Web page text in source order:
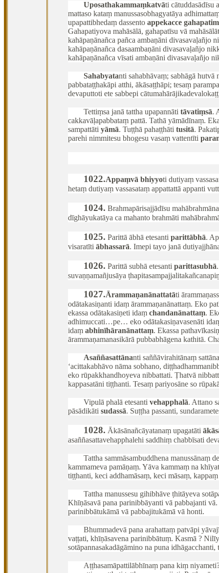
Uposathakammaṃkatvāti cātuddasādīsu
mattaso kataṃ manussasobhagyatāya
upapattibhedaṃ dassento appekacce
Gahapatiyova mahāsālā, gahapatīsu vā
kahāpaṇānañca pañca ambaṇāni divasavaḷañjo
kahāpaṇānañca dasaambaṇāni divasavaḷañjo
kahāpaṇānañca vīsati ambaṇāni divasavaḷañjo
Sahabyatanti sahabhāvaṃ; sabhāgā
pabbataṭṭhakāpi atthi, ākāsaṭṭhāpi; tesaṃ
devaputtoti ete sabbepi
Tettiṃsa janā tattha upapannāti tāvatiṃsā.
cakkavāḷapabbataṃ pattā. Tathā yāmādīnaṃ.
sampattāti yāmā. Tuṭṭhā pahaṭṭhāti tusitā.
parehi nimmitesu bhogesu vasaṃ vattentīti
1022.Appaṃvā bhiyyoti dutiyaṃ
hetaṃ dutiyaṃ vassasataṃ appattattā appanti
1024. Brahmapārisajjādīsu
dīghāyukatāya ca mahanto brahmāti
1025. Parittā ābhā etesanti parittābhā.
visaratīti ābhassarā. Imepi tayo janā
1026. Parittā subhā etesanti parittasubhā
suvaṇṇamañjusāya
1027.Ārammaṇanānattatāti
odātakasiṇanti idaṃ ārammaṇanānattaṃ. Eko
ekassa odātakasiṇeti idaṃ chandanānattaṃ.
adhimuccati…pe… eko odātakasiṇavasenāti
idaṃ abhinīhāranānattaṃ. Ekassa
ārammaṇamanasikārā pubbabhāgena kathitā.
Asaññasattānanti saññāvirahitānaṃ
‘acittakabhāvo nāma sobhano,
eko rūpakkhandhoyeva nibbattati. Ṭhatvā
kappasatāni tiṭṭhanti. Tesaṃ pariyosāne so
Vipulā phalā etesanti vehapphalā. Attano
pāsādikāti sudassā. Suṭṭha passanti,
1028. Ākāsānañcāyatanaṃ upagatāti
asaññasattavehapphalehi saddhiṃ chabbīsati
Tattha sammāsambuddhena manussānaṃ
kammameva pamāṇaṃ. Yāva kammaṃ na
tiṭṭhanti, keci addhamāsaṃ, keci māsaṃ,
Tattha manussesu gihibhāve ṭhitāyeva
Khīṇāsavā pana parinibbāyanti vā pabbajanti
parinibbātukāmā vā pabbajitukāmā vā honti.
Bhummadevā pana arahattaṃ patvāpi
vaṭṭati, khīṇāsavena parinibbātuṃ. Kasmā ?
sotāpannasakadāgāmino na puna
Aṭṭhasamāpattilābhīnaṃ pana kiṃ